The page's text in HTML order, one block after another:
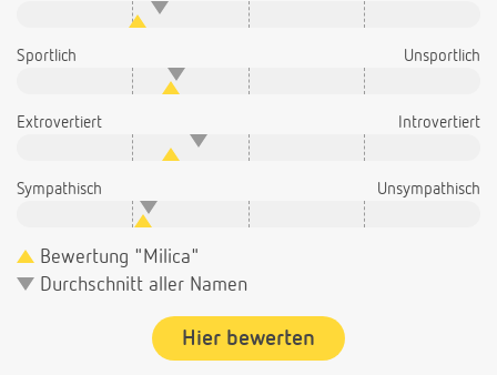
Sportlich Unsportlich
Extrovertiert Introvertiert
Sympathisch Unsympathisch
Bewertung "Milica"
Durchschnitt aller Namen
Hier bewerten